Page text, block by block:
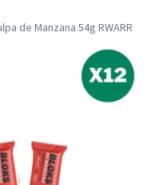
de Manzana 54g RWARR